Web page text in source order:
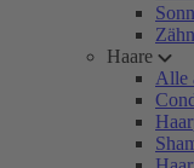
Haare
Alle